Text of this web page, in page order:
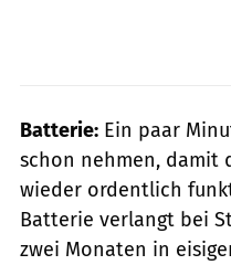
Batterie: Ein paar
schon nehmen, damit
wieder ordentlich
Batterie verlangt bei
zwei Monaten in